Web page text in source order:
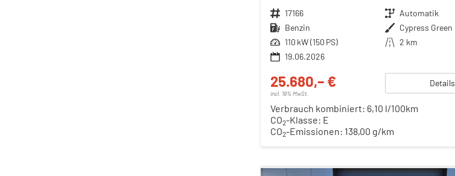
Fahrzeugnr. 17166 Getriebe Automatik
Kraftstoff Benzin Außenfarbe Cypress Green
Leistung 110 kW (150 PS) Kilometerstand 2 km
19.06.2026
25.680,– €
incl. 19% MwSt.
Details
Verbrauch kombiniert: 6,10 l/100km
CO2-Klasse: E
CO2-Emissionen: 138,00 g/km